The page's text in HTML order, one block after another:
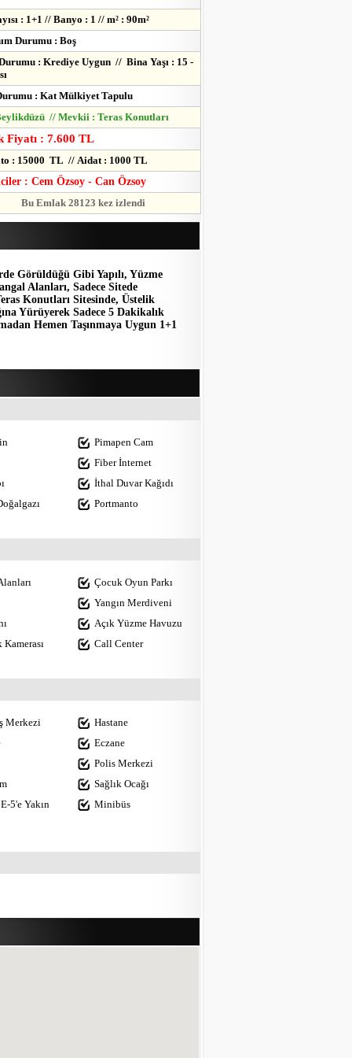
: 1+1 // Banyo : 1 // m² : 90m²
Durumu : Boş
: Krediye Uygun // Bina Yaşı : 15 -
: Kat Mülkiyet Tapulu
// Mevkii : Teras Konutları
Fiyatı : 7.600 TL
: 15000 TL // Aidat : 1000 TL
: Cem Özsoy - Can Özsoy
Bu Emlak 28123 kez izlendi
Görüldüğü Gibi Yapılı, Yüzme
Alanları, Sadece Sitede
Konutları Sitesinde, Üstelik
Yürüyerek Sadece 5 Dakikalık
Hemen Taşınmaya Uygun 1+1
Pimapen Cam
Fiber İnternet
İthal Duvar Kağıdı
Portmanto
Çocuk Oyun Parkı
Yangın Merdiveni
Açık Yüzme Havuzu
Call Center
Merkezi
Hastane
Eczane
Polis Merkezi
Sağlık Ocağı
5'e Yakın
Minibüs